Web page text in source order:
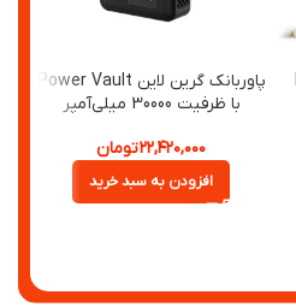
پاوربانک گرین لاین Power Vault
با ظرفیت 30000 میلی‌آمپر
۲۲,۴۲۰,۰۰۰تومان
افزودن به سبد خرید